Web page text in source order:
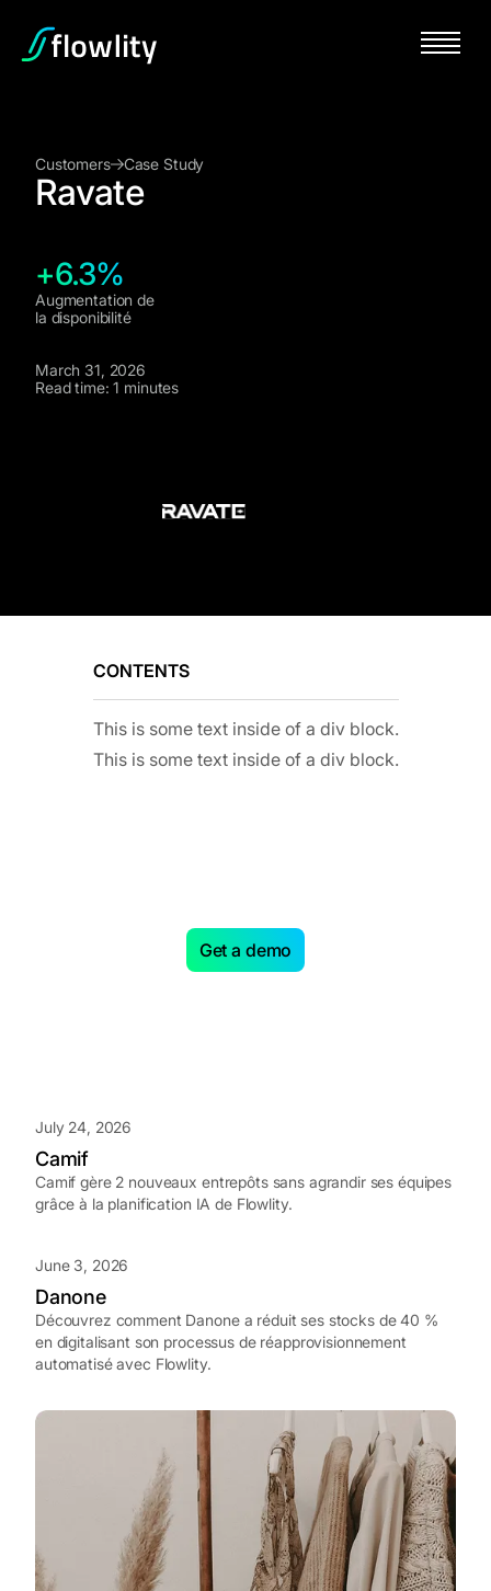
Customers Case Study
Ravate
+6.3%
Augmentation de
la disponibilité
March 31, 2026
Read time: 1 minutes
CONTENTS
This is some text inside of a div block.
This is some text inside of a div block.
Get a demo
July 24, 2026
Camif
Camif gère 2 nouveaux entrepôts sans agrandir ses équipes
grâce à la planification IA de Flowlity.
June 3, 2026
Danone
Découvrez comment Danone a réduit ses stocks de 40 %
en digitalisant son processus de réapprovisionnement
automatisé avec Flowlity.